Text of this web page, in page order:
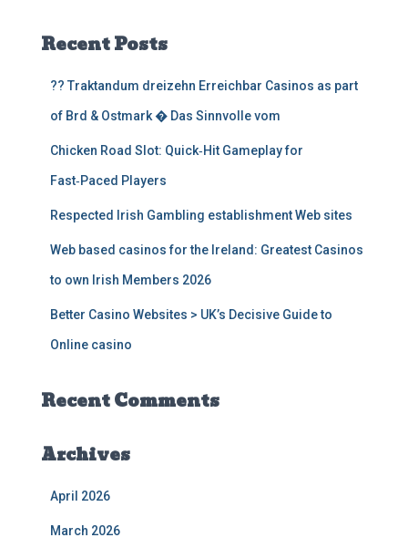
h
Recent Posts
?? Traktandum dreizehn Erreichbar Casinos as part
of Brd & Ostmark � Das Sinnvolle vom
Chicken Road Slot: Quick‑Hit Gameplay for
Fast‑Paced Players
Respected Irish Gambling establishment Web sites
Web based casinos for the Ireland: Greatest Casinos
to own Irish Members 2026
Better Casino Websites > UK’s Decisive Guide to
Online casino
Recent Comments
Archives
April 2026
March 2026